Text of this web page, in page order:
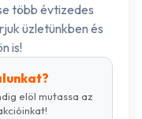
több évtizedes
üzletünkben és
is!
elöl mutassa az